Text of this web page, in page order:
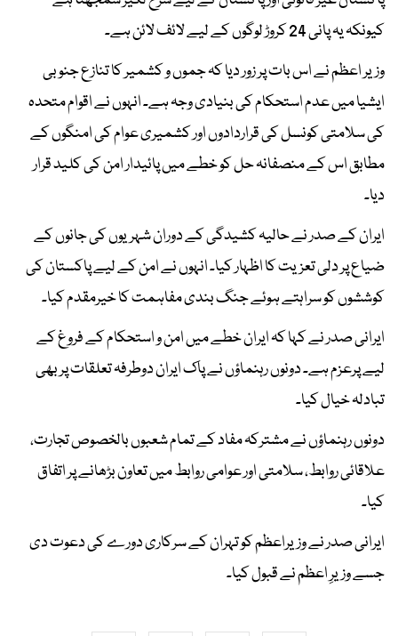
کیونکہ یہ پانی 24 کروڑ لوگوں کے لیے لائف لائن ہے۔
وزیر اعظم نے اس بات پر زور دیا کہ جموں و کشمیر کا تنازع جنوبی
ایشیا میں عدم استحکام کی بنیادی وجہ ہے۔ انہوں نے اقوام متحدہ
کی سلامتی کونسل کی قراردادوں اور کشمیری عوام کی امنگوں کے
مطابق اس کے منصفانہ حل کو خطے میں پائیدار امن کی کلید قرار
دیا۔
ایران کے صدر نے حالیہ کشیدگی کے دوران شہریوں کی جانوں کے
ضیاع پر دلی تعزیت کا اظہار کیا۔ انہوں نے امن کے لیے پاکستان کی
کوششوں کو سراہتے ہوئے جنگ بندی مفاہمت کا خیرمقدم کیا۔
ایرانی صدر نے کہا کہ ایران خطے میں امن و استحکام کے فروغ کے
لیے پرعزم ہے۔ دونوں رہنماؤں نے پاک ایران دوطرفہ تعلقات پر بھی
تبادلہ خیال کیا۔
دونوں رہنماؤں نے مشترکہ مفاد کے تمام شعبوں بالخصوص تجارت،
علاقائی روابط، سلامتی اور عوامی روابط میں تعاون بڑھانے پر اتفاق
کیا۔
ایرانی صدر نے وزیراعظم کو تہران کے سرکاری دورے کی دعوت دی
جسے وزیرِ اعظم نے قبول کیا۔